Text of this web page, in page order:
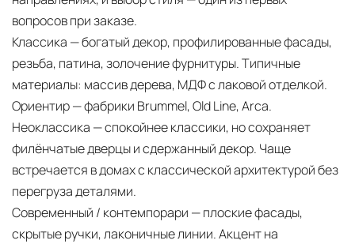
вопросов при заказе.
Классика — богатый декор, профилированные фасады,
резьба, патина, золочение фурнитуры. Типичные
материалы: массив дерева, МДФ с лаковой отделкой.
Ориентир — фабрики Brummel, Old Line, Arca.
Неоклассика — спокойнее классики, но сохраняет
филёнчатые дверцы и сдержанный декор. Чаще
встречается в домах с классической архитектурой без
перегруза деталями.
Современный / контемпорари — плоские фасады,
скрытые ручки, лаконичные линии. Акцент на